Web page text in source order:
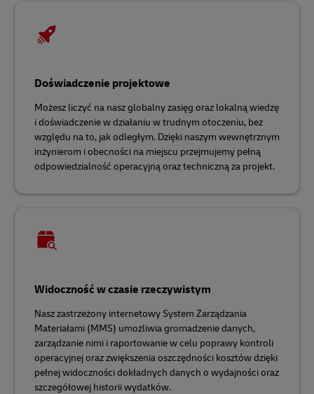
Doświadczenie projektowe
Możesz liczyć na nasz globalny zasięg oraz lokalną wiedzę
i doświadczenie w działaniu w trudnym otoczeniu, bez
względu na to, jak odległym. Dzięki naszym wewnętrznym
inżynierom i obecności na miejscu przejmujemy pełną
odpowiedzialność operacyjną oraz techniczną za projekt.
Widoczność w czasie rzeczywistym
Nasz zastrzeżony internetowy System Zarządzania
Materiałami (MMS) umożliwia gromadzenie danych,
zarządzanie nimi i raportowanie w celu poprawy kontroli
operacyjnej oraz zwiększenia oszczędności kosztów dzięki
pełnej widoczności dokładnych danych o wydajności oraz
szczegółowej historii wydatków.